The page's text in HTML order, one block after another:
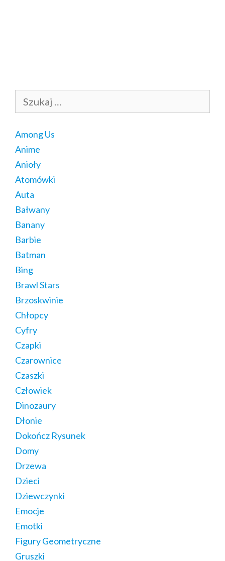
Among Us
Anime
Anioły
Atomówki
Auta
Bałwany
Banany
Barbie
Batman
Bing
Brawl Stars
Brzoskwinie
Chłopcy
Cyfry
Czapki
Czarownice
Czaszki
Człowiek
Dinozaury
Dłonie
Dokończ Rysunek
Domy
Drzewa
Dzieci
Dziewczynki
Emocje
Emotki
Figury Geometryczne
Gruszki